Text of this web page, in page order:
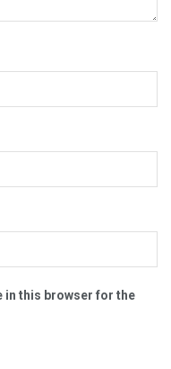
in this browser for the